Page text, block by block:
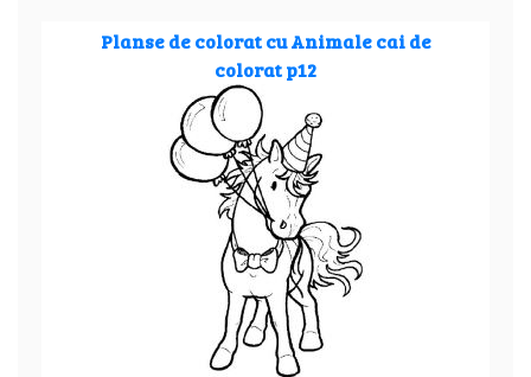
Planse de colorat cu Animale cai de
colorat p12